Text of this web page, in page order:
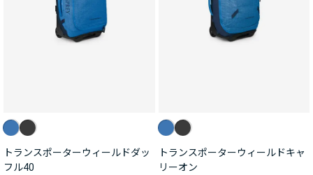
トランスポーターウィールドダッ
フル40
トランスポーターウィールドキャ
リーオン